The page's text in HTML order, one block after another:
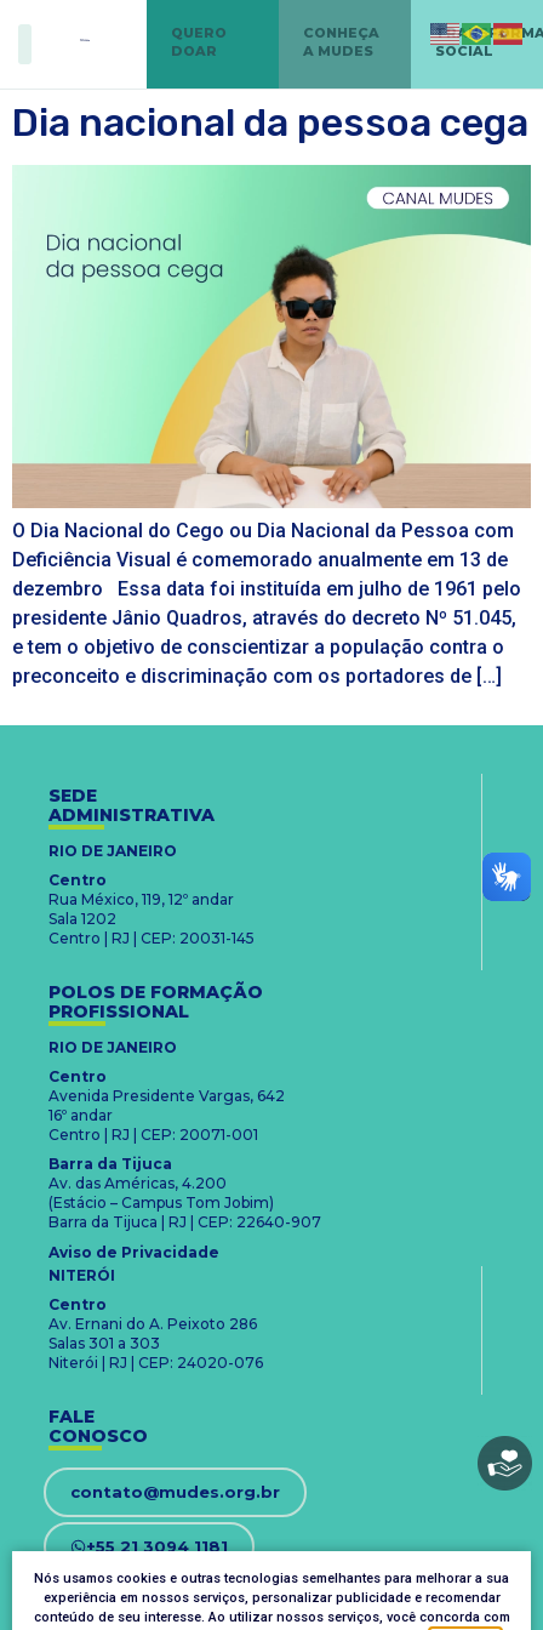
QUERO
DOAR
CONHEÇA
A MUDES
SOCIAL
Dia nacional da pessoa cega
O Dia Nacional do Cego ou Dia Nacional da Pessoa com
Deficiência Visual é comemorado anualmente em 13 de
dezembro Essa data foi instituída em julho de 1961 pelo
presidente Jânio Quadros, através do decreto Nº 51.045,
e tem o objetivo de conscientizar a população contra o
preconceito e discriminação com os portadores de […]
SEDE
ADMINISTRATIVA
RIO DE JANEIRO
Centro
Rua México, 119, 12º andar
Sala 1202
Centro | RJ | CEP: 20031-145
POLOS DE FORMAÇÃO
PROFISSIONAL
RIO DE JANEIRO
Centro
Avenida Presidente Vargas, 642
16º andar
Centro | RJ | CEP: 20071-001
Barra da Tijuca
Av. das Américas, 4.200
(Estácio – Campus Tom Jobim)
Barra da Tijuca | RJ | CEP: 22640-907
Aviso de Privacidade
NITERÓI
Centro
Av. Ernani do A. Peixoto 286
Salas 301 a 303
Niterói | RJ | CEP: 24020-076
FALE
CONOSCO
contato@mudes.org.br
+55 21 3094 1181
OUVIDORIA
Nós usamos cookies e outras tecnologias semelhantes para melhorar a sua
experiência em nossos serviços, personalizar publicidade e recomendar
conteúdo de seu interesse. Ao utilizar nossos serviços, você concorda com